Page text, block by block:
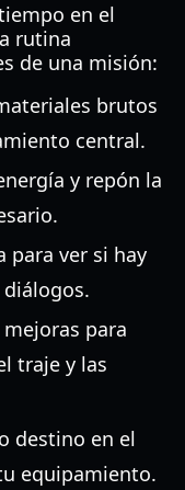
en el
rutina
de una misión:
brutos
central.
y repón la
para ver si hay
para
traje y las
destino en el
equipamiento.